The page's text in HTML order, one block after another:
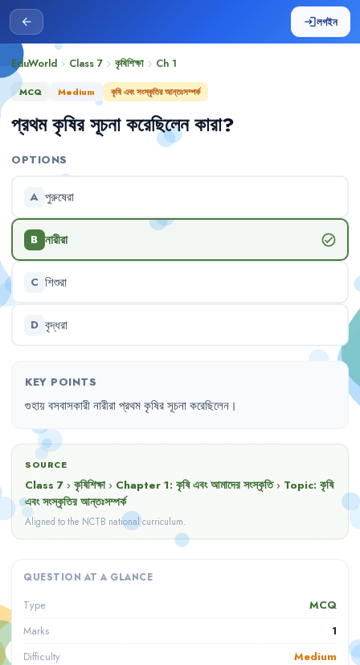
arrow_back loginলগইন
EduWorld chevron_right Class 7 chevron_right কৃষিশিক্ষা chevron_right Ch 1
MCQ Medium কৃষি এবং সংস্কৃতির আন্তঃসম্পর্ক
প্রথম কৃষির সূচনা করেছিলেন কারা?
OPTIONS
A পুরুষেরা
B নারীরা check_circle
C শিশুরা
D বৃদ্ধরা
KEY POINTS
গুহায়বসবাসকারীনারীরাপ্রথমকৃষিরসূচনাকরেছিলেন ।
SOURCE
Class 7 › কৃষিশিক্ষা › Chapter 1: কৃষি এবং আমাদের সংস্কৃতি › Topic: কৃষি
এবং সংস্কৃতির আন্তঃসম্পর্ক
Aligned to the NCTB national curriculum.
QUESTION AT A GLANCE
Type MCQ
Marks 1
Difficulty Medium